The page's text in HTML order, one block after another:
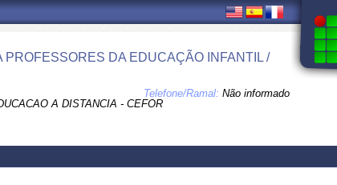
DA EDUCAÇÃO INFANTIL /
A DISTANCIA - CEFOR
Telefone/Ramal: Não informado